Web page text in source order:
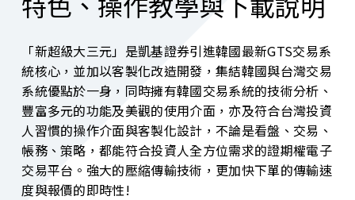
「新超級大三元」是凱基證券引進韓國最新GTS交易系
統核心，並加以客製化改造開發，集結韓國與台灣交易
系統優點於一身，同時擁有韓國交易系統的技術分析、
豐富多元的功能及美觀的使用介面，亦及符合台灣投資
人習慣的操作介面與客製化設計，不論是看盤、交易、
帳務、策略，都能符合投資人全方位需求的證期權電子
交易平台。強大的壓縮傳輸技術，更加快下單的傳輸速
度與報價的即時性!